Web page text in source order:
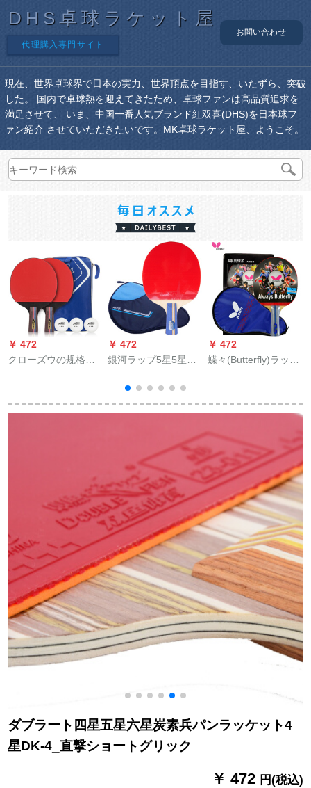
DHS卓球ラケット屋
代理購入専門サイト
お問い合わせ
現在、世界卓球界で日本の実力、世界頂点を目指す、いたずら、突破
した。 国内で卓球熱を迎えてきたため、卓球ファンは高品質追求を
満足させて、 いま、中国一番人気ブランド紅双喜(DHS)を日本球フ
ァン紹介 させていただきたいです。MK卓球ラケット屋、ようこそ。
￥ 472
クローズウの规格品
初心者の卓球ラッピ
￥ 472
銀河ラップ5星5星両
クト
￥ 472
蝶々(Butterfly)ラッピ
品を横にすくった。
プロにします。
ダブラート四星五星六星炭素兵パンラッケット4
星DK-4_直撃ショートグリック
￥ 472 円(税込)